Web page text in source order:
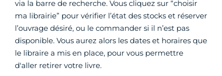
via la barre de recherche. Vous cliquez sur “choisir
ma librairie” pour vérifier l’état des stocks et réserver
l’ouvrage désiré, ou le commander si il n’est pas
disponible. Vous aurez alors les dates et horaires que
le libraire a mis en place, pour vous permettre
d'aller retirer votre livre.